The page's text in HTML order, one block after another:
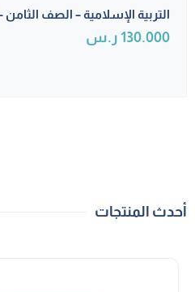
التربية الإسلامية – الصف الثامن
130.000 ر.س
أحدث المنتجات